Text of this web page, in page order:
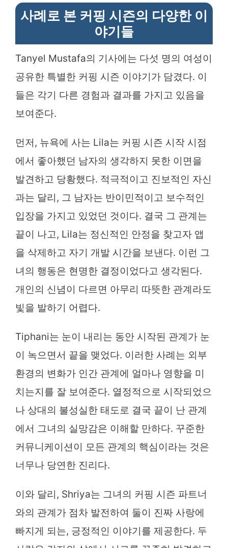
사례로 본 커핑 시즌의 다양한 이
야기들
Tanyel Mustafa의 기사에는 다섯 명의 여성이
공유한 특별한 커핑 시즌 이야기가 담겼다. 이
들은 각기 다른 경험과 결과를 가지고 있음을
보여준다.
먼저, 뉴욕에 사는 Lila는 커핑 시즌 시작 시점
에서 좋아했던 남자의 생각하지 못한 이면을
발견하고 당황했다. 적극적이고 진보적인 자신
과는 달리, 그 남자는 반이민적이고 보수적인
입장을 가지고 있었던 것이다. 결국 그 관계는
끝이 나고, Lila는 정신적인 안정을 찾고자 앱
을 삭제하고 자기 개발 시간을 보낸다. 이런 그
녀의 행동은 현명한 결정이었다고 생각된다.
개인의 신념이 다르면 아무리 따뜻한 관계라도
빛을 발하기 어렵다.
Tiphani는 눈이 내리는 동안 시작된 관계가 눈
이 녹으면서 끝을 맺었다. 이러한 사례는 외부
환경의 변화가 인간 관계에 얼마나 영향을 미
치는지를 잘 보여준다. 열정적으로 시작되었으
나 상대의 불성실한 태도로 결국 끝이 난 관계
에서 그녀의 실망감은 이해할 만하다. 꾸준한
커뮤니케이션이 모든 관계의 핵심이라는 것은
너무나 당연한 진리다.
이와 달리, Shriya는 그녀의 커핑 시즌 파트너
와의 관계가 점차 발전하여 둘이 진짜 사랑에
빠지게 되는, 긍정적인 이야기를 제공한다. 두